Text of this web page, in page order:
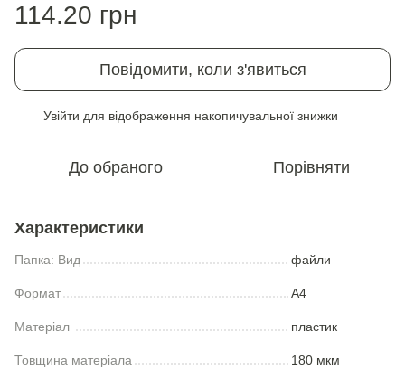
114.20 грн
Повідомити, коли з'явиться
Увійти для відображення накопичувальної знижки
До обраного Порівняти
Характеристики
Папка: Вид файли
Формат А4
Матеріал пластик
Товщина матеріала 180 мкм